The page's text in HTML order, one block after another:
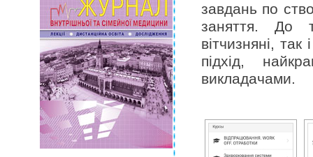
завдань по
заняття. До
вітчизняні,
підхід,
викладачами.